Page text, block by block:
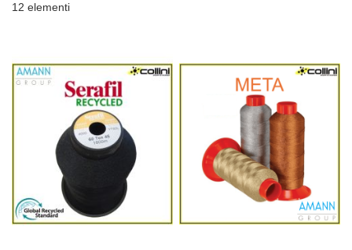
12 elementi